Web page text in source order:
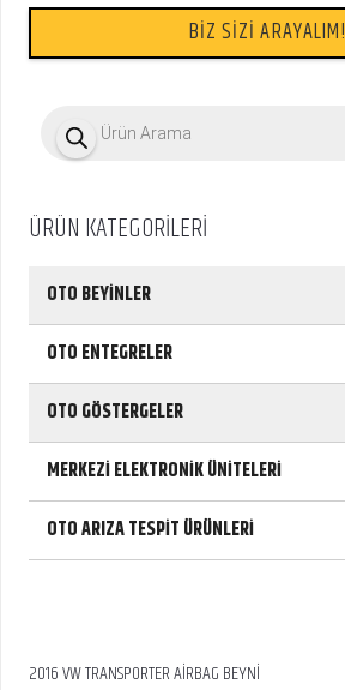
BİZ SİZİ ARAYALIM!
t
r
ÜRÜN KATEGORİLERİ
OTO BEYİNLER
OTO ENTEGRELER
OTO GÖSTERGELER
MERKEZİ ELEKTRONİK ÜNİTELERİ
OTO ARIZA TESPİT ÜRÜNLERİ
2016 VW TRANSPORTER AİRBAG BEYNİ